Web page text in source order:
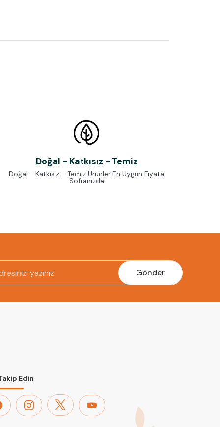
Doğal - Katkısız - Temiz
Doğal - Katkısız - Temiz Ürünler En Uygun Fiyata
Sofranızda
Gönder
Edin